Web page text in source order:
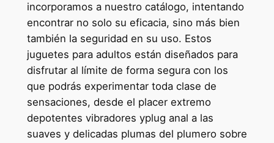
incorporamos a nuestro catálogo, intentando
encontrar no solo su eficacia, sino más bien
también la seguridad en su uso. Estos
juguetes para adultos están diseñados para
disfrutar al límite de forma segura con los
que podrás experimentar toda clase de
sensaciones, desde el placer extremo
depotentes vibradores yplug anal a las
suaves y delicadas plumas del plumero sobre